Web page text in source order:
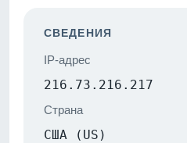
СВЕДЕНИЯ
IP-адрес
216.73.216.217
Страна
США (US)